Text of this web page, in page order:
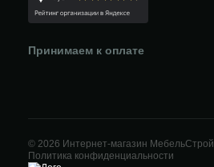
Принимаем к оплате
© 2026 Интернет-магазин МебельСтрой
Политика конфиденциальности